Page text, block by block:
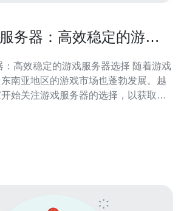
务器：高效稳定的游戏
效稳定的游戏服务器选择 随着游戏
南亚地区的游戏市场也蓬勃发展。越
始关注游戏服务器的选择，以获取更
文将介绍东南亚COD服务器的特点和